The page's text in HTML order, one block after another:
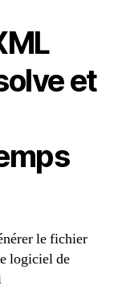
et
le fichier
logiciel de